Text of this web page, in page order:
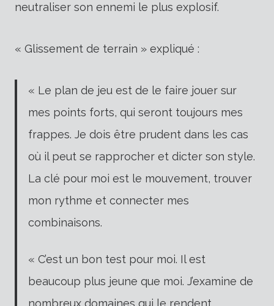
neutraliser son ennemi le plus explosif.
« Glissement de terrain » expliqué :
« Le plan de jeu est de le faire jouer sur
mes points forts, qui seront toujours mes
frappes. Je dois être prudent dans les cas
où il peut se rapprocher et dicter son style.
La clé pour moi est le mouvement, trouver
mon rythme et connecter mes
combinaisons.
« C’est un bon test pour moi. Il est
beaucoup plus jeune que moi. J’examine de
nombreux domaines qui le rendent